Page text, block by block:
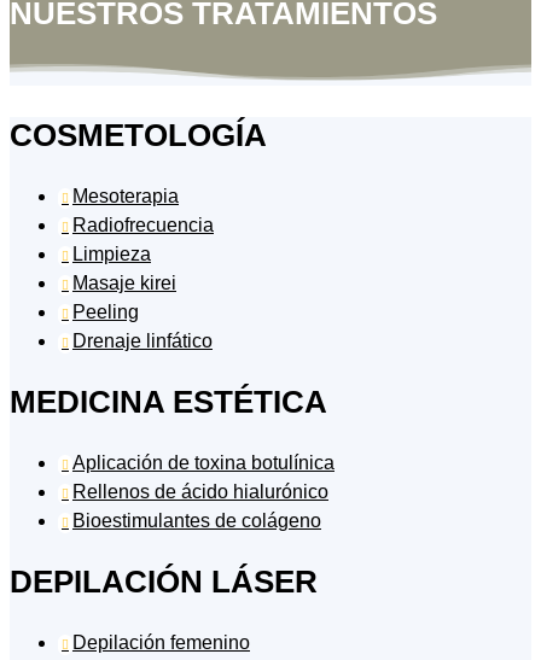
NUESTROS TRATAMIENTOS
COSMETOLOGÍA
 Mesoterapia
 Radiofrecuencia
 Limpieza
 Masaje kirei
 Peeling
 Drenaje linfático
MEDICINA ESTÉTICA
 Aplicación de toxina botulínica
 Rellenos de ácido hialurónico
 Bioestimulantes de colágeno
DEPILACIÓN LÁSER
 Depilación femenino